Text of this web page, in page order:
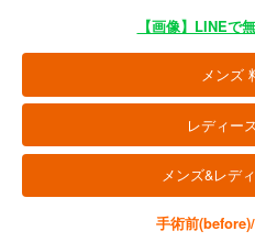
【画像】LINEで
メンズ
レディー
メンズ&レデ
手術前